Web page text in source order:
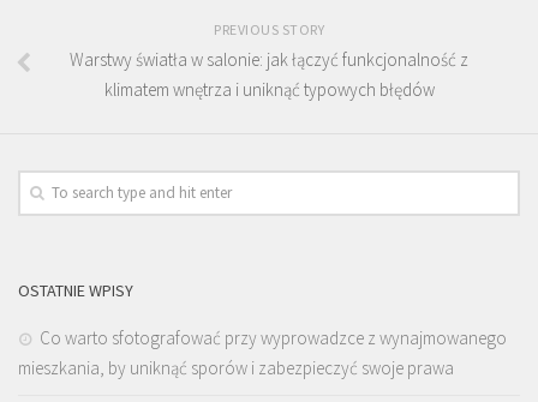
PREVIOUS STORY
Warstwy światła w salonie: jak łączyć funkcjonalność z
klimatem wnętrza i uniknąć typowych błędów
OSTATNIE WPISY
Co warto sfotografować przy wyprowadzce z wynajmowanego
mieszkania, by uniknąć sporów i zabezpieczyć swoje prawa